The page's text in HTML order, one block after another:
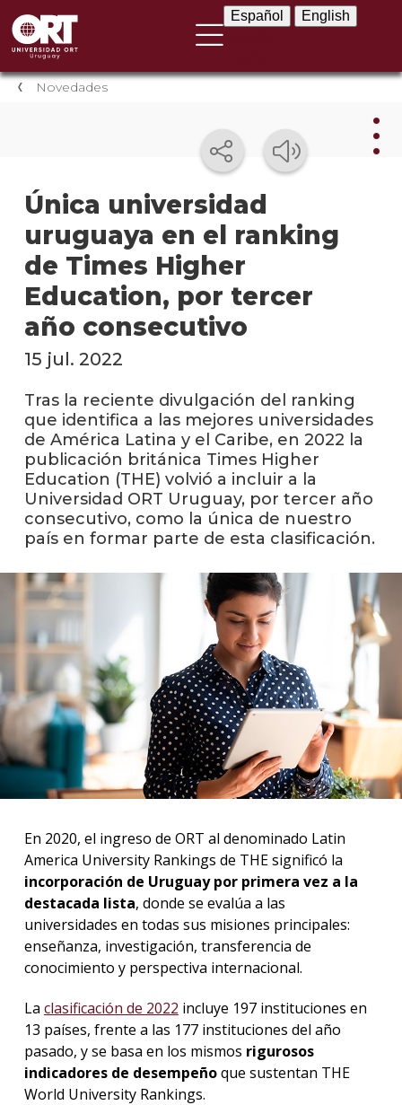
Español English
Novedades
Única universidad
uruguaya en el ranking
de Times Higher
Education, por tercer
año consecutivo
La
los
Blog
15 jul. 2022
Tras la reciente divulgación del ranking
que identifica a las mejores universidades
de América Latina y el Caribe, en 2022 la
publicación británica Times Higher
Education (THE) volvió a incluir a la
Universidad ORT Uruguay, por tercer año
consecutivo, como la única de nuestro
país en formar parte de esta clasificación.
En 2020, el ingreso de ORT al denominado Latin
America University Rankings de THE significó la
incorporación de Uruguay por primera vez a la
destacada lista, donde se evalúa a las
universidades en todas sus misiones principales:
enseñanza, investigación, transferencia de
conocimiento y perspectiva internacional.
La clasificación de 2022 incluye 197 instituciones en
13 países, frente a las 177 instituciones del año
pasado, y se basa en los mismos rigurosos
indicadores de desempeñoque sustentan THE
World University Rankings.